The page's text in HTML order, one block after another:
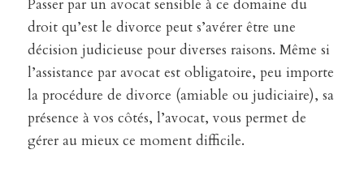
Passer par un avocat sensible à ce domaine du
droit qu’est le divorce peut s’avérer être une
décision judicieuse pour diverses raisons. Même si
l’assistance par avocat est obligatoire, peu importe
la procédure de divorce (amiable ou judiciaire), sa
présence à vos côtés, l’avocat, vous permet de
gérer au mieux ce moment difficile.